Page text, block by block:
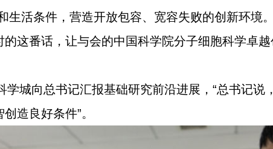
生活条件，营造开放包容、宽容失败的创新环境
的这番话，让与会的中国科学院分子细胞科学卓
学城向总书记汇报基础研究前沿进展，“总书记说
造良好条件”。